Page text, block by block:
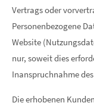
Vertrags oder
Personenbezogene
Website
nur, soweit dies
Inanspruchnahme
Die erhobenen